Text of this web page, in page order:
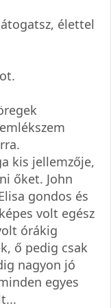
élettel
kis jellemzője,
őket. John
gondos és
volt egész
órákig
ő pedig csak
nagyon jó
egyes